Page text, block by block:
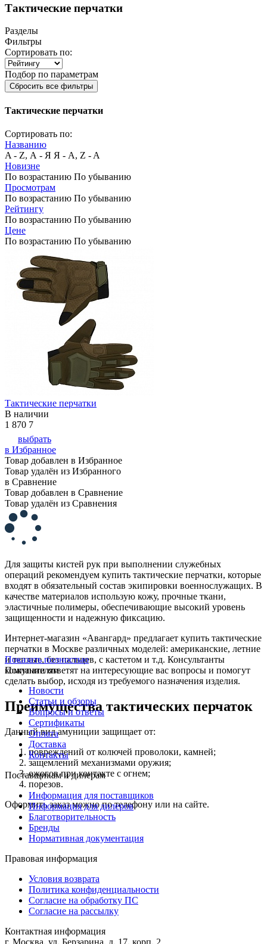
Тактические перчатки
Разделы
Фильтры
Сортировать по:
Подбор по параметрам
Сбросить все фильтры
Тактические перчатки
Сортировать по:
Названию
A - Z, А - Я Я - А, Z - A
Новизне
По возрастанию По убыванию
Просмотрам
По возрастанию По убыванию
Рейтингу
По возрастанию По убыванию
Цене
По возрастанию По убыванию
Тактические перчатки
В наличии
1 870 7
выбрать
в Избранное
Товар добавлен в Избранное
Товар удалён из Избранного
в Сравнение
Товар добавлен в Сравнение
Товар удалён из Сравнения
Для защиты кистей рук при выполнении служебных
операций рекомендуем купить тактические перчатки, которые
входят в обязательный состав экипировки военнослужащих. В
качестве материалов использую кожу, прочные ткани,
эластичные полимеры, обеспечивающие высокий уровень
защищенности и надежную фиксацию.
Интернет-магазин «Авангард» предлагает купить тактические
перчатки в Москве различных моделей: американские, летние
и теплые, без пальцев, с кастетом и т.д. Консультанты
компании ответят на интересующие вас вопросы и помогут
сделать выбор, исходя из требуемого назначения изделия.
Преимущества тактических перчаток
Данный вид амуниции защищает от:
повреждений от колючей проволоки, камней;
защемлений механизмами оружия;
ожогов при контакте с огнем;
порезов.
Оформить заказ можно по телефону или на сайте.
Показать полностью
Покупателям
Новости
Статьи и обзоры
Вопросы и ответы
Сертификаты
Оплата
Доставка
Контакты
Поставщикам и дилерам
Информация для поставщиков
Информация для дилеров
Благотворительность
Бренды
Нормативная документация
Правовая информация
Условия возврата
Политика конфиденциальности
Согласие на обработку ПС
Согласие на рассылку
Контактная информация
г. Москва, ул. Берзарина, д. 17, корп. 2